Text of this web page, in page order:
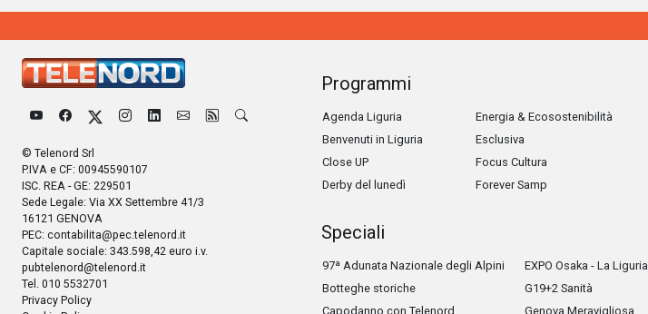
© Telenord Srl
P.IVA e CF: 00945590107
ISC. REA - GE: 229501
Sede Legale: Via XX Settembre 41/3
16121 GENOVA
PEC: contabilita@pec.telenord.it
Capitale sociale: 343.598,42 euro i.v.
pubtelenord@telenord.it
Tel. 010 5532701
Privacy Policy
Programmi
Agenda Liguria
Benvenuti in Liguria
Close UP
Derby del lunedì
Energia & Ecosostenibilità
Esclusiva
Focus Cultura
Forever Samp
Speciali
97ª Adunata Nazionale degli Alpini
Botteghe storiche
Capodanno con Telenord
EXPO Osaka - La Liguria
G19+2 Sanità
Genova Meravigliosa